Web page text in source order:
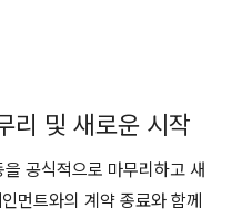
리 및 새로운 시작
공식적으로 마무리하고 새
먼트와의 계약 종료와 함께